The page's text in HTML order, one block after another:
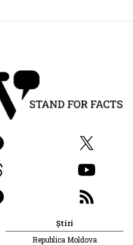
Știri
Republica Moldova